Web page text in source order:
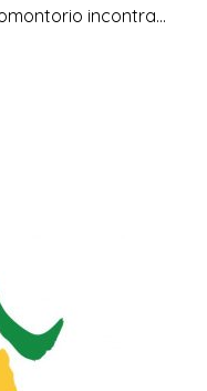
incontra...